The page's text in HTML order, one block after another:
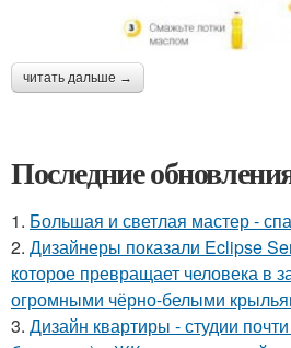
читать дальше →
Последние
1. Большая и светлая мастер -
2. Дизайнеры показали Eclipse
которое превращает человека в
огромными чёрно-белыми
3. Дизайн квартиры - студии